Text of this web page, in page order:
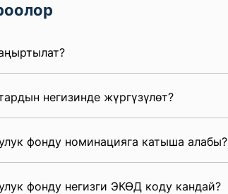
негизинде жүргүзүлөт?
фонду номинацияга катыша алабы?
фонду негизги ЭКӨД коду кандай?